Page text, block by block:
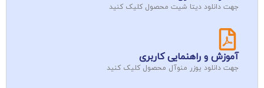
جهت دانلود دیتا شیت محصول کلیک کنید
آموزش و راهنمایی کاربری
جهت دانلود یوزر منوآل محصول کلیک کنید